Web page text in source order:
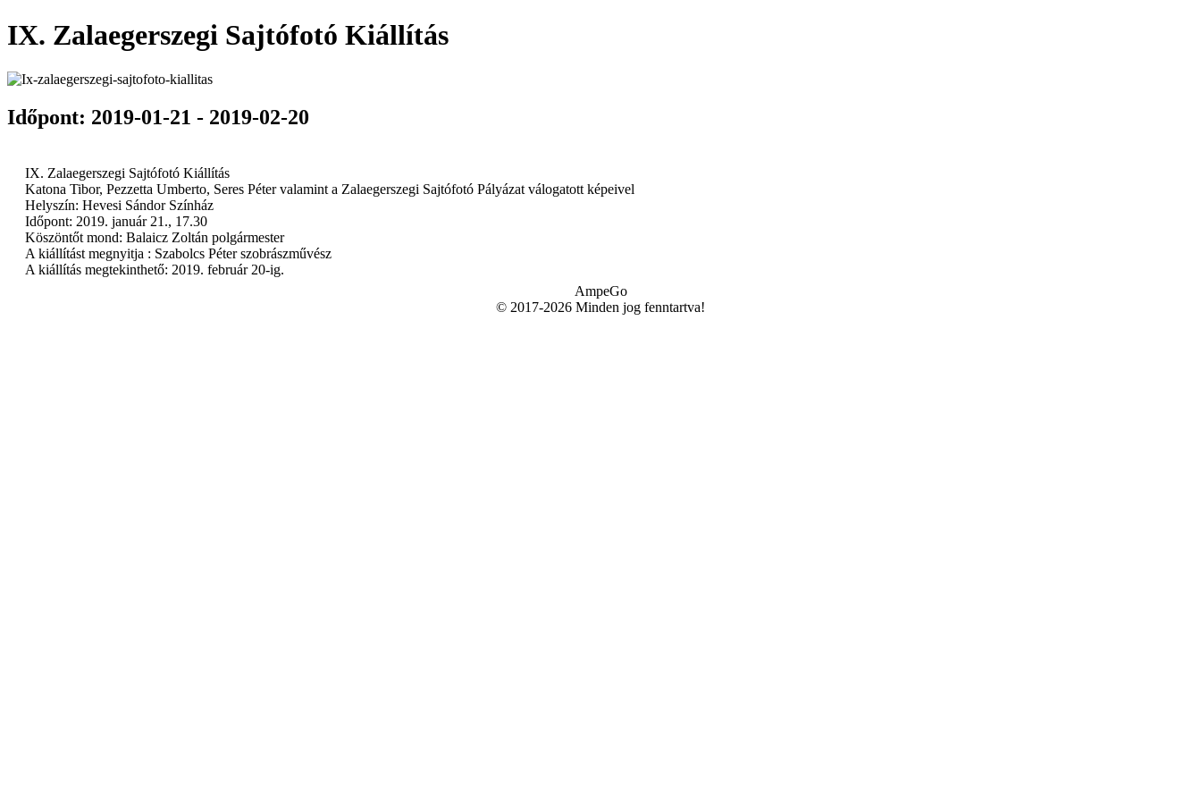
IX. Zalaegerszegi Sajtófotó Kiállítás
Időpont: 2019-01-21 - 2019-02-20
IX. Zalaegerszegi Sajtófotó Kiállítás
Katona Tibor, Pezzetta Umberto, Seres Péter valamint a Zalaegerszegi Sajtófotó Pályázat válogatott képeivel
Helyszín: Hevesi Sándor Színház
Időpont: 2019. január 21., 17.30
Köszöntőt mond: Balaicz Zoltán polgármester
A kiállítást megnyitja : Szabolcs Péter szobrászművész
A kiállítás megtekinthető: 2019. február 20-ig.
AmpeGo
© 2017-2026 Minden jog fenntartva!